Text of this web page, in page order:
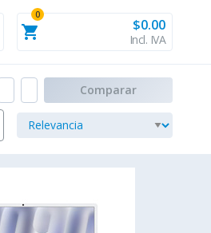
shopping_cart
0
$0.00
Incl. IVA
Comparar